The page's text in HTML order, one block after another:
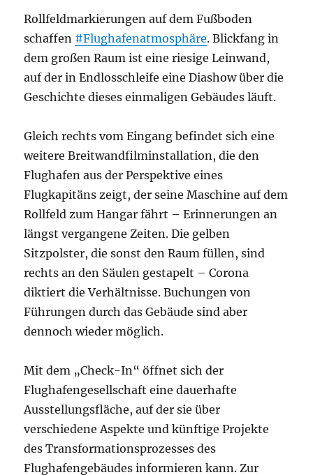
Rollfeldmarkierungen auf dem Fußboden
schaffen #Flughafenatmosphäre. Blickfang in
dem großen Raum ist eine riesige Leinwand,
auf der in Endlosschleife eine Diashow über die
Geschichte dieses einmaligen Gebäudes läuft.
Gleich rechts vom Eingang befindet sich eine
weitere Breitwandfilminstallation, die den
Flughafen aus der Perspektive eines
Flugkapitäns zeigt, der seine Maschine auf dem
Rollfeld zum Hangar fährt – Erinnerungen an
längst vergangene Zeiten. Die gelben
Sitzpolster, die sonst den Raum füllen, sind
rechts an den Säulen gestapelt – Corona
diktiert die Verhältnisse. Buchungen von
Führungen durch das Gebäude sind aber
dennoch wieder möglich.
Mit dem „Check-In“ öffnet sich der
Flughafengesellschaft eine dauerhafte
Ausstellungsfläche, auf der sie über
verschiedene Aspekte und künftige Projekte
des Transformationsprozesses des
Flughafengebäudes informieren kann. Zur